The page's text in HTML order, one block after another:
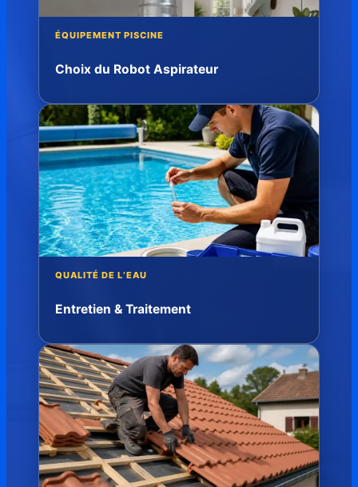
ÉQUIPEMENT PISCINE
Choix du Robot Aspirateur
QUALITÉ DE L’EAU
Entretien & Traitement